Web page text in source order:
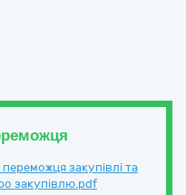
закупівлі та
закупівлю.pdf